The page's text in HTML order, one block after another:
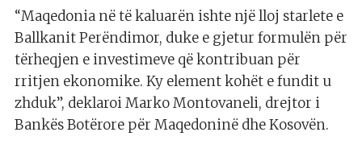
“Maqedonia në të kaluarën ishte një lloj starlete e
Ballkanit Perëndimor, duke e gjetur formulën për
tërheqjen e investimeve që kontribuan për
rritjen ekonomike. Ky element kohët e fundit u
zhduk”, deklaroi Marko Montovaneli, drejtor i
Bankës Botërore për Maqedoninë dhe Kosovën.